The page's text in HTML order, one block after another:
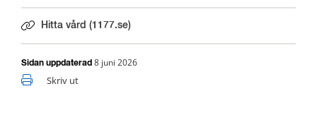
Hitta vård (1177.se)
Länk till annan webbplats.
Sidan uppdaterad 8 juni 2026
Skriv ut